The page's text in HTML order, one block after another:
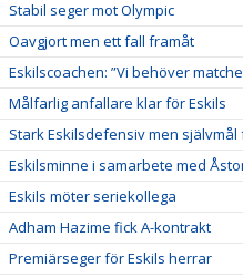
Stabil seger mot Olympic
Oavgjort men ett fall framåt
Eskilscoachen: ”Vi behöver
Målfarlig anfallare klar för Eskils
Stark Eskilsdefensiv men
Eskilsminne i samarbete med
Eskils möter seriekollega
Adham Hazime fick A-kontrakt
Premiärseger för Eskils herrar